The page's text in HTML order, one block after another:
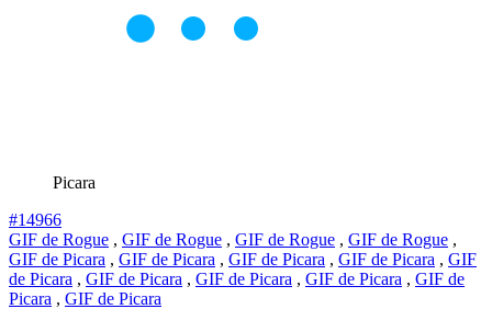
Picara
#14966
GIF de Rogue , GIF de Rogue , GIF de Rogue , GIF de Rogue ,
GIF de Picara , GIF de Picara , GIF de Picara , GIF de Picara , GIF
de Picara , GIF de Picara , GIF de Picara , GIF de Picara , GIF de
Picara , GIF de Picara